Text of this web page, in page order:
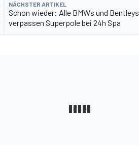
NÄCHSTER ARTIKEL
Schon wieder: Alle BMWs und Bentleys
verpassen Superpole bei 24h Spa